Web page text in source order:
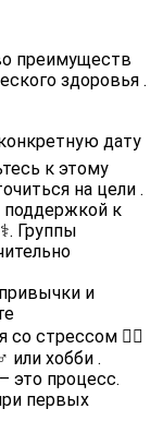
преимуществ
здоровья .
дату
к этому
на цели .
поддержкой к
‍⚕️. Группы
и
со стрессом 🧘‍♀️
или хобби .
это процесс.
первых